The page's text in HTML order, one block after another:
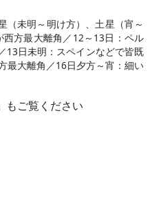
（未明～明け方）、土星（宵～
方最大離角／12～13日：ペル
13日未明：スペインなどで皆既
最大離角／16日夕方～宵：細い
もご覧ください